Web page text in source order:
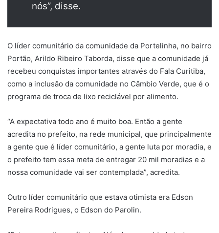
nós”, disse.
O líder comunitário da comunidade da Portelinha, no bairro
Portão, Arildo Ribeiro Taborda, disse que a comunidade já
recebeu conquistas importantes através do Fala Curitiba,
como a inclusão da comunidade no Câmbio Verde, que é o
programa de troca de lixo reciclável por alimento.
“A expectativa todo ano é muito boa. Então a gente
acredita no prefeito, na rede municipal, que principalmente
a gente que é líder comunitário, a gente luta por moradia, e
o prefeito tem essa meta de entregar 20 mil moradias e a
nossa comunidade vai ser contemplada”, acredita.
Outro líder comunitário que estava otimista era Edson
Pereira Rodrigues, o Edson do Parolin.